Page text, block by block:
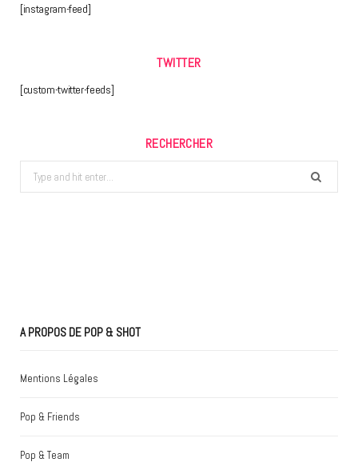
[instagram-feed]
TWITTER
[custom-twitter-feeds]
RECHERCHER
Search
for:
A PROPOS DE POP & SHOT
Mentions Légales
Pop & Friends
Pop & Team